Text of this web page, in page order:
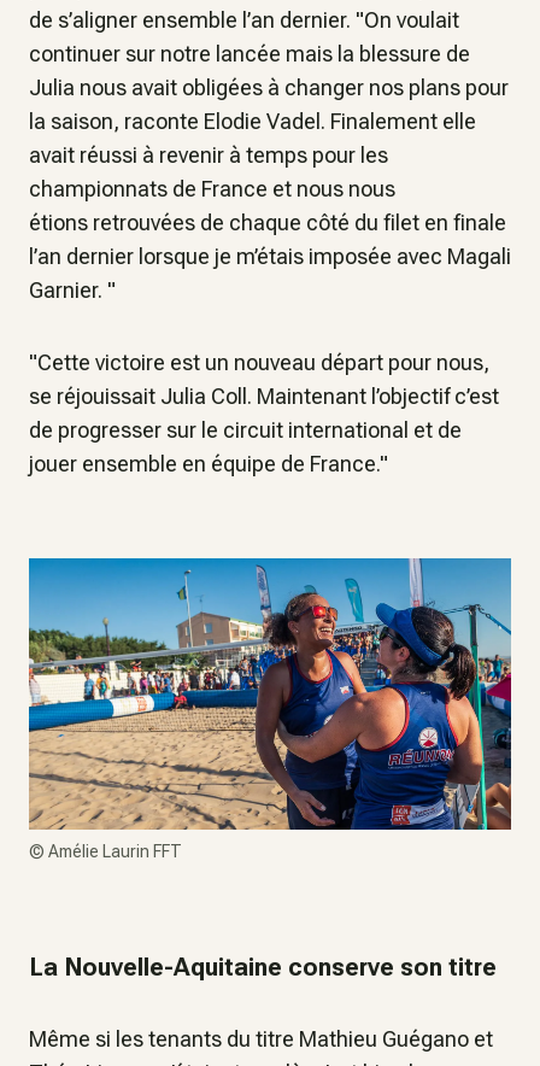
de s’aligner ensemble l’an dernier. "On voulait
continuer sur notre lancée mais la blessure de
Julia nous avait obligées à changer nos plans pour
la saison, raconte Elodie Vadel. Finalement elle
avait réussi à revenir à temps pour les
championnats de France et nous nous
étions retrouvées de chaque côté du filet en finale
l’an dernier lorsque je m’étais imposée avec Magali
Garnier. "
"Cette victoire est un nouveau départ pour nous,
se réjouissait Julia Coll. Maintenant l’objectif c’est
de progresser sur le circuit international et de
jouer ensemble en équipe de France."
© Amélie Laurin FFT
La Nouvelle-Aquitaine conserve son titre
Même si les tenants du titre Mathieu Guégano et